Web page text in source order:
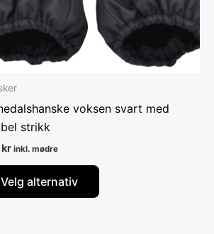
voksen svart med
strikk
kr inkl. mødre
Velg alternativ
på
produktsiden